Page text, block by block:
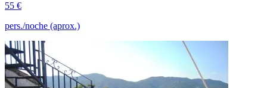
55 €
pers./noche (aprox.)